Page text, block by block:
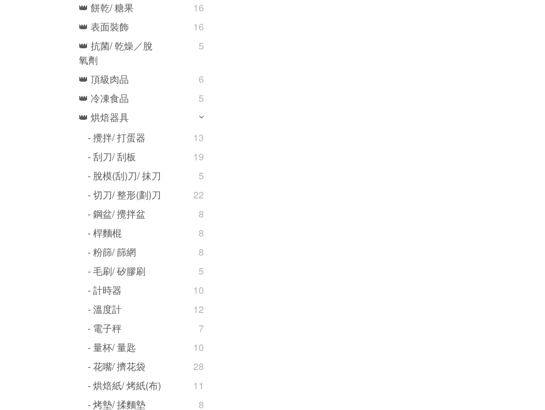
👑 餅乾/ 糖果
16
👑 表面裝飾
16
👑 抗菌/ 乾燥／脫
氧劑
5
👑 頂級肉品
6
👑 冷凍食品
5
👑 烘焙器具
- 攪拌/ 打蛋器
13
- 刮刀/ 刮板
19
- 脫模(刮)刀/ 抹刀
5
- 切刀/ 整形(劃)刀
22
- 鋼盆/ 攪拌盆
8
- 桿麵棍
8
- 粉篩/ 篩網
8
- 毛刷/ 矽膠刷
5
- 計時器
10
- 溫度計
12
- 電子秤
7
- 量杯/ 量匙
10
- 花嘴/ 擠花袋
28
- 烘焙紙/ 烤紙(布)
11
- 烤墊/ 揉麵墊
8